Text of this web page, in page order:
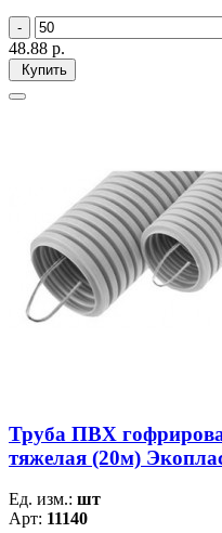
48.88 р.
Купить
Труба ПВХ
тяжелая (20м)
Ед. изм.: шт
Арт: 11140